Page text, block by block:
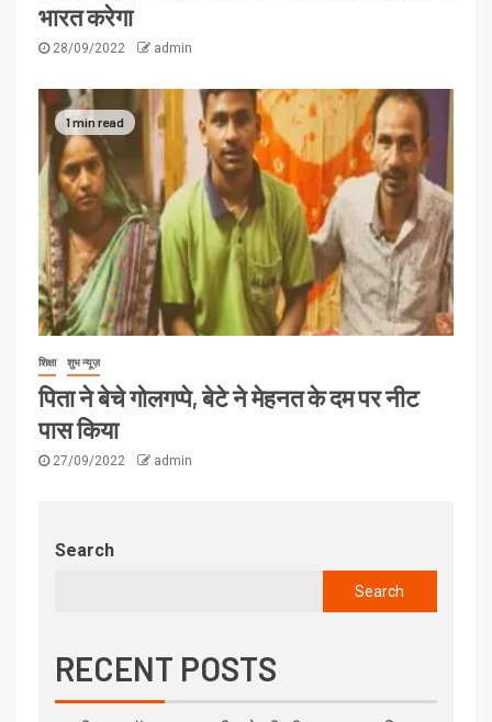
भारत करेगा
28/09/2022 admin
1 min read
शिक्षा शुभ न्यूज़
पिता ने बेचे गोलगप्पे, बेटे ने मेहनत के दम पर नीट
पास किया
27/09/2022 admin
Search
Search
RECENT POSTS